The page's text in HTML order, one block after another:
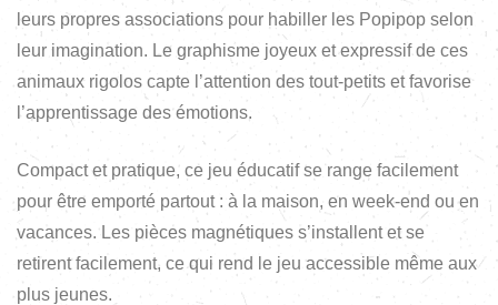
leurs propres associations pour habiller les Popipop selon
leur imagination. Le graphisme joyeux et expressif de ces
animaux rigolos capte l’attention des tout-petits et favorise
l’apprentissage des émotions.
Compact et pratique, ce jeu éducatif se range facilement
pour être emporté partout : à la maison, en week-end ou en
vacances. Les pièces magnétiques s’installent et se
retirent facilement, ce qui rend le jeu accessible même aux
plus jeunes.